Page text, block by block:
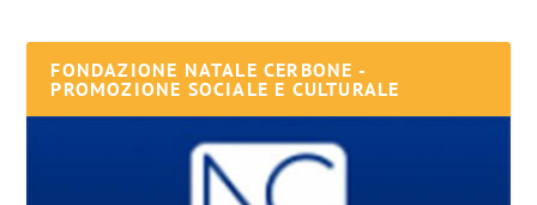
FONDAZIONE NATALE CERBONE -
PROMOZIONE SOCIALE E CULTURALE